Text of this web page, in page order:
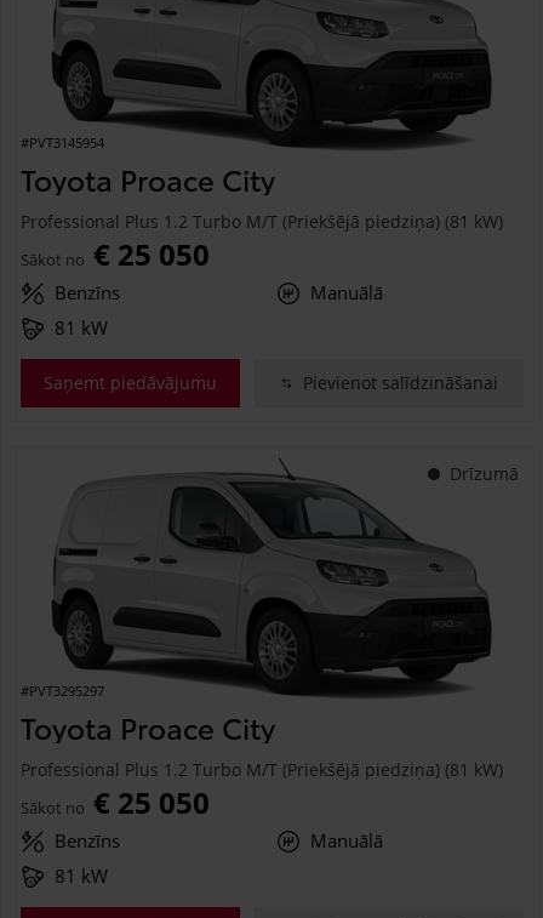
#PVT3145954
Toyota Proace City
Professional Plus 1.2 Turbo M/T (Priekšējā piedziņa) (81 kW)
Sākot no € 25 050
Benzīns
Manuālā
81 kW
Saņemt piedāvājumu Pievienot salīdzināšanai
Drīzumā
#PVT3295297
Toyota Proace City
Professional Plus 1.2 Turbo M/T (Priekšējā piedziņa) (81 kW)
Sākot no € 25 050
Benzīns
Manuālā
81 kW